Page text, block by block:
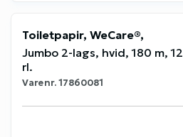
Toiletpapir, WeCare®,
Jumbo 2-lags, hvid, 180 m, 12
rl.
Varenr.17860081